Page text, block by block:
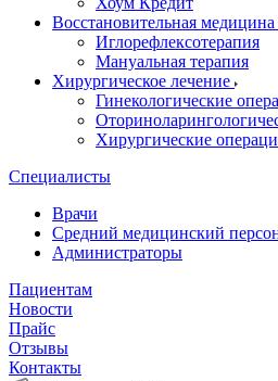
Восстановительная медицина
Иглорефлексотерапия
Мануальная терапия
Хирургическое лечение
Гинекологические
Хирургические
Специалисты
Врачи
Средний медицинский
Администраторы
Пациентам
Новости
Прайс
Отзывы
Контакты